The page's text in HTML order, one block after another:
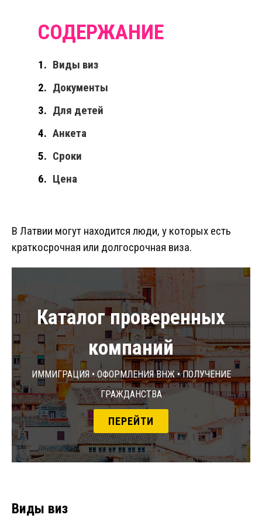
Виды виз
Документы
Для детей
Анкета
Сроки
Цена
В Латвии могут находится люди, у которых есть
краткосрочная или долгосрочная виза.
Каталог проверенных
компаний
Иммиграция • Оформления ВНЖ • Получение
гражданства
ПЕРЕЙТИ
Виды виз